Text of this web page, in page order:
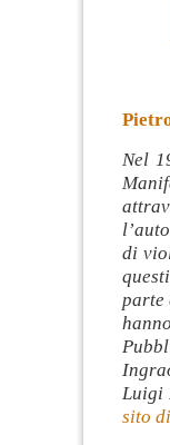
Nel
di
parte
Luigi
sito